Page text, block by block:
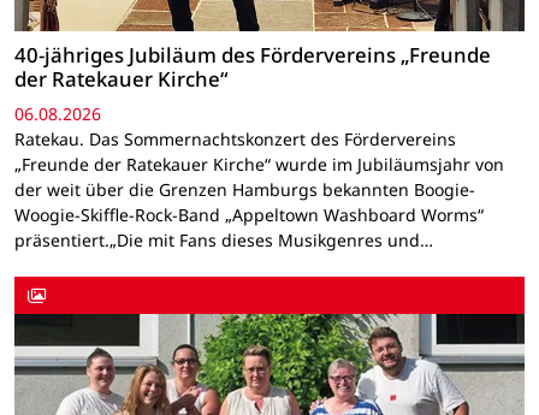
40-jähriges Jubiläum des Fördervereins „Freunde
der Ratekauer Kirche“
06.08.2026
Ratekau. Das Sommernachtskonzert des Fördervereins
„Freunde der Ratekauer Kirche“ wurde im Jubiläumsjahr von
der weit über die Grenzen Hamburgs bekannten Boogie-
Woogie-Skiffle-Rock-Band „Appeltown Washboard Worms“
präsentiert.„Die mit Fans dieses Musikgenres und…